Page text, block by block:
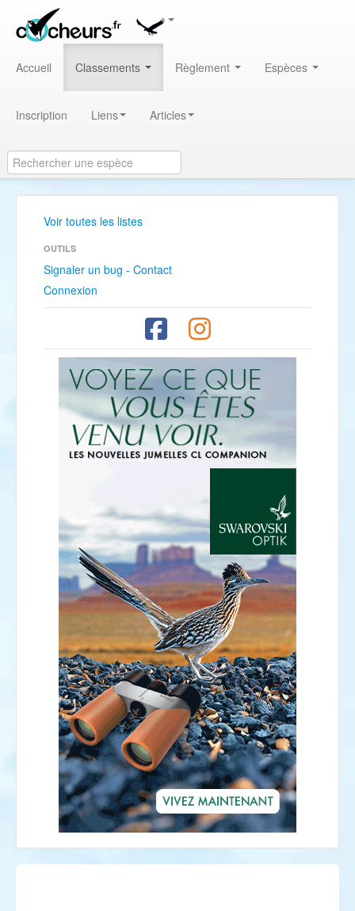
Accueil Classements Règlement Espèces
Inscription Liens Articles
Voir toutes les listes
OUTILS
Signaler un bug - Contact
Connexion